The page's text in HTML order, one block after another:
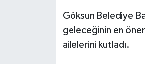
Göksun Belediye
geleceğinin en
ailelerini kutladı.